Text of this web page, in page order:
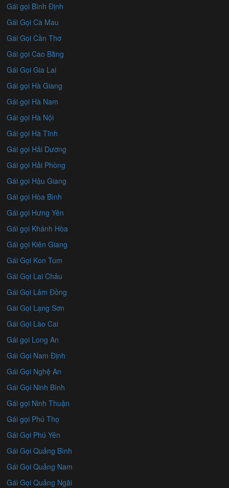
Gái gọi Bình Định
Gái Gọi Cà Mau
Gái Gọi Cần Thơ
Gái gọi Cao Bằng
Gái Gọi Gia Lai
Gái gọi Hà Giang
Gái gọi Hà Nam
Gái gọi Hà Nội
Gái gọi Hà Tĩnh
Gái gọi Hải Dương
Gái gọi Hải Phòng
Gái gọi Hậu Giang
Gái gọi Hòa Bình
Gái gọi Hưng Yên
Gái gọi Khánh Hòa
Gái gọi Kiên Giang
Gái Gọi Kon Tum
Gái Gọi Lai Châu
Gái Gọi Lâm Đồng
Gái Gọi Lạng Sơn
Gái Gọi Lào Cai
Gái gọi Long An
Gái Gọi Nam Định
Gái Gọi Nghệ An
Gái Gọi Ninh Bình
Gái gọi Ninh Thuận
Gái gọi Phú Thọ
Gái Gọi Phú Yên
Gái Gọi Quảng Bình
Gái Gọi Quảng Nam
Gái Gọi Quảng Ngãi